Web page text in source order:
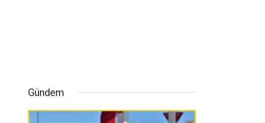
Gündem